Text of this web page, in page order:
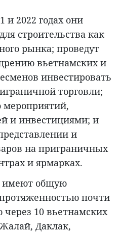
и 2022 годах они
строительства как
рынка; проведут
вьетнамских и
инвестировать
торговли;
мероприятий,
и инвестициями; и
и
на приграничных
и ярмарках.
имеют общую
почти
10 вьетнамских
Даклак,